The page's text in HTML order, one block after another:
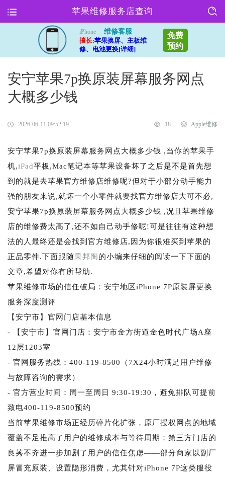
苹果维修服务店查询
iPhone
维修客服
擅长:苹果换屏、主板维
修、电池更换[详细]
免费
预约
安宁苹果7p换原装屏幕服务网点
大概多少钱
2026-06-11 09:52:19 18 Apple维修
安宁苹果7p换原装屏幕服务网点大概多少钱 ,当你的苹果手
机,iPad平板,Mac笔记本等苹果设备坏了之后是不是首先想
到的就是去苹果官方维修店维修呢?但对于小部分动手能力
强的朋友来说,就坏一个小零件就要找官方维修店大可不必,
安宁苹果7p换原装屏幕服务网点大概多少钱 ,况且苹果维修
店的维修费太高了,还不如自己动手修呢!可是往往有这种想
法的人最终还是会找到官方维修店,因为你很难买到苹果的
正品零件.下面跟随果邦阁的小编来仔细的阅读一下下面的
文章,希望对你有所帮助.
苹果维修市场的信任破局：安宁地区iPhone 7P原装屏更换
服务深度测评
【安宁市】官网门店基本信息
- 【安宁市】官网门店：安宁市金方街道金色时代广场A座
12层1203室
- 官网服务热线：400-119-8500（7X24小时满足用户维修
与故障咨询的需求）
- 官方营业时间：周一至周日 9:30-19:30，避免排队可提前
致电400-119-8500预约
当前苹果维修市场正经历碎片化扩张，原厂授权网点的地域
覆盖不足推高了用户的维修成本与等待周期；第三方门店的
良莠不齐进一步加剧了用户的信任焦虑——部分商家以副厂
屏冒充原装、设置隐形消费，尤其针对iPhone 7P这类服役